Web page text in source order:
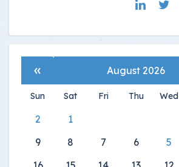
August 2026
»
Wed
Thu
Fri
Sat
Sun
1
2
5
6
7
8
9